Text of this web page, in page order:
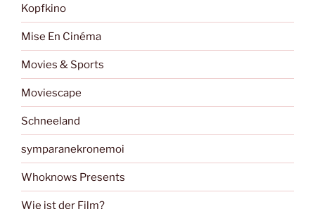
Kopfkino
Mise En Cinéma
Movies & Sports
Moviescape
Schneeland
symparanekronemoi
Whoknows Presents
Wie ist der Film?